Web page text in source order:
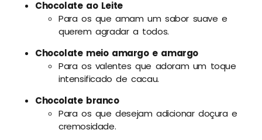
Chocolate ao Leite
Para os que amam um sabor suave e
querem agradar a todos.
Chocolate meio amargo e amargo
Para os valentes que adoram um toque
intensificado de cacau.
Chocolate branco
Para os que desejam adicionar doçura e
cremosidade.